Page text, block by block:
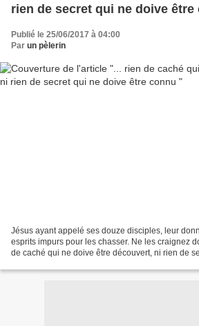
rien de secret qui ne doive être
Publié le 25/06/2017 à 04:00
Par un pèlerin
Jésus ayant appelé ses douze disciples, leur
esprits impurs pour les chasser. Ne les craignez
de caché qui ne doive être découvert, ni rien de